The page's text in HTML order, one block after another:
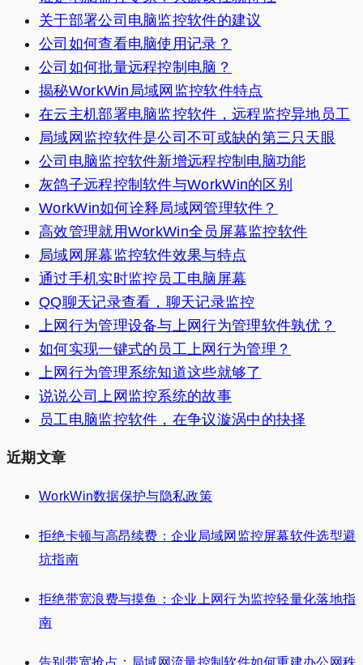
关于部署公司电脑监控软件的建议
公司如何查看电脑使用记录？
公司如何批量远程控制电脑？
揭秘WorkWin局域网监控软件特点
在云主机部署电脑监控软件，远程监控异地员工
局域网监控软件是公司不可或缺的第三只天眼
公司电脑监控软件新增远程控制电脑功能
灰鸽子远程控制软件与WorkWin的区别
WorkWin如何诠释局域网管理软件？
高效管理就用WorkWin全员屏幕监控软件
局域网屏幕监控软件效果与特点
通过手机实时监控员工电脑屏幕
QQ聊天记录查看，聊天记录监控
上网行为管理设备与上网行为管理软件孰优？
如何实现一键式的员工上网行为管理？
上网行为管理系统知道这些就够了
说说公司上网监控系统的故事
员工电脑监控软件，在争议漩涡中的抉择
近期文章
WorkWin数据保护与隐私政策
拒绝卡顿与高昂续费：企业局域网监控屏幕软件选型避
坑指南
拒绝带宽浪费与摸鱼：企业上网行为监控轻量化落地指
南
告别带宽抢占：局域网流量控制软件如何重建办公网秩